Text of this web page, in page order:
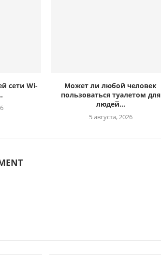
сети Wi-
Может ли любой человек
пользоваться туалетом для
людей...
5 августа, 2026